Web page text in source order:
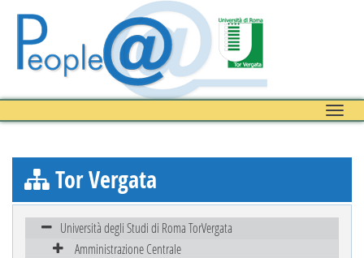
Toggle
Tor Vergata
Università degli Studi di Roma TorVergata
Amministrazione Centrale